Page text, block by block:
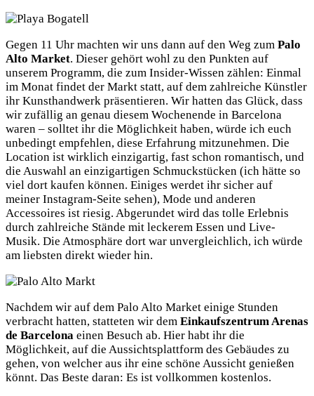
Gegen 11 Uhr machten wir uns dann auf den Weg zum Palo
Alto Market. Dieser gehört wohl zu den Punkten auf
unserem Programm, die zum Insider-Wissen zählen: Einmal
im Monat findet der Markt statt, auf dem zahlreiche Künstler
ihr Kunsthandwerk präsentieren. Wir hatten das Glück, dass
wir zufällig an genau diesem Wochenende in Barcelona
waren – solltet ihr die Möglichkeit haben, würde ich euch
unbedingt empfehlen, diese Erfahrung mitzunehmen. Die
Location ist wirklich einzigartig, fast schon romantisch, und
die Auswahl an einzigartigen Schmuckstücken (ich hätte so
viel dort kaufen können. Einiges werdet ihr sicher auf
meiner Instagram-Seite sehen), Mode und anderen
Accessoires ist riesig. Abgerundet wird das tolle Erlebnis
durch zahlreiche Stände mit leckerem Essen und Live-
Musik. Die Atmosphäre dort war unvergleichlich, ich würde
am liebsten direkt wieder hin.
Nachdem wir auf dem Palo Alto Market einige Stunden
verbracht hatten, statteten wir dem Einkaufszentrum Arenas
de Barcelona einen Besuch ab. Hier habt ihr die
Möglichkeit, auf die Aussichtsplattform des Gebäudes zu
gehen, von welcher aus ihr eine schöne Aussicht genießen
könnt. Das Beste daran: Es ist vollkommen kostenlos.